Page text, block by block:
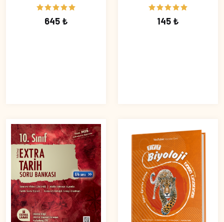
645 ₺ 145 ₺